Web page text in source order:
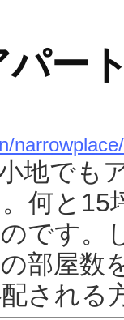
ー
narrowplace/
地でも
何と15
です。
部屋数
される